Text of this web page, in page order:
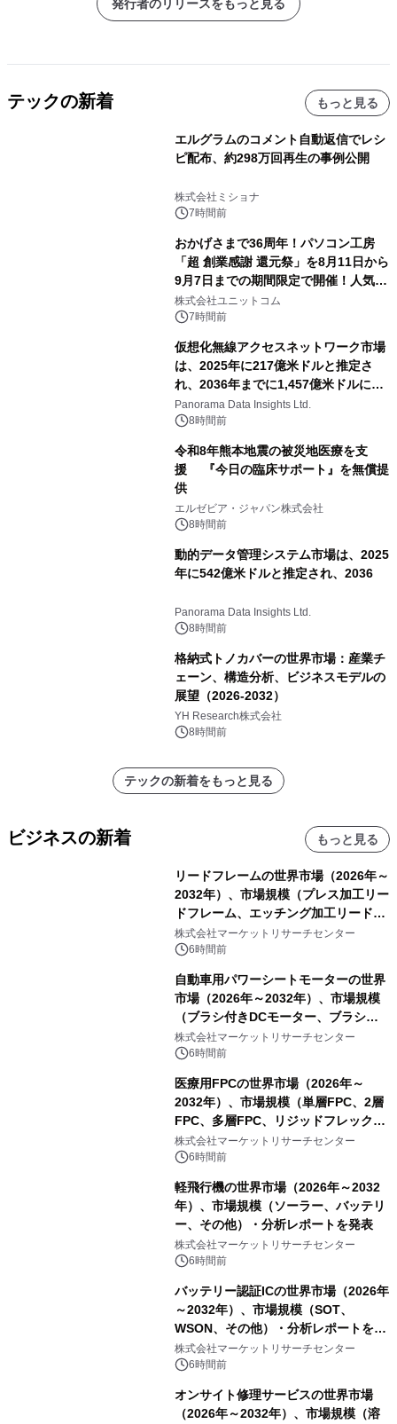
発行者のリリースをもっと見る
テックの新着 もっと見る
エルグラムのコメント自動返信でレシ
ピ配布、約298万回再生の事例公開
株式会社ミショナ
7時間前
おかげさまで36周年！パソコン工房
「超 創業感謝 還元祭」を8月11日から
9月7日までの期間限定で開催！人気の
ゲーミングPCや高性能ノートPCなど
対象iiyama PCのご購入で最大3万円分
相当を還元
株式会社ユニットコム
7時間前
仮想化無線アクセスネットワーク市場
は、2025年に217億米ドルと推定さ
れ、2036年までに1,457億米ドルに達
すると予測されており、予測期間
（2026年～2036年）
Panorama Data Insights Ltd.
8時間前
令和8年熊本地震の被災地医療を支
援 『今日の臨床サポート』を無償提
供
エルゼビア・ジャパン株式会社
8時間前
動的データ管理システム市場は、2025
年に542億米ドルと推定され、2036
Panorama Data Insights Ltd.
8時間前
格納式トノカバーの世界市場：産業チ
ェーン、構造分析、ビジネスモデルの
展望（2026-2032）
YH Research株式会社
8時間前
テックの新着をもっと見る
ビジネスの新着 もっと見る
リードフレームの世界市場（2026年～
2032年）、市場規模（プレス加工リー
ドフレーム、エッチング加工リードフ
レーム）・分析レポートを発表
株式会社マーケットリサーチセンター
6時間前
自動車用パワーシートモーターの世界
市場（2026年～2032年）、市場規模
（ブラシ付きDCモーター、ブラシレ
スDCモーター）・分析レポートを発
表
株式会社マーケットリサーチセンター
6時間前
医療用FPCの世界市場（2026年～
2032年）、市場規模（単層FPC、2層
FPC、多層FPC、リジッドフレックス
PCB）・分析レポートを発表
株式会社マーケットリサーチセンター
6時間前
軽飛行機の世界市場（2026年～2032
年）、市場規模（ソーラー、バッテリ
ー、その他）・分析レポートを発表
株式会社マーケットリサーチセンター
6時間前
バッテリー認証ICの世界市場（2026年
～2032年）、市場規模（SOT、
WSON、その他）・分析レポートを発
表
株式会社マーケットリサーチセンター
6時間前
オンサイト修理サービスの世界市場
（2026年～2032年）、市場規模（溶